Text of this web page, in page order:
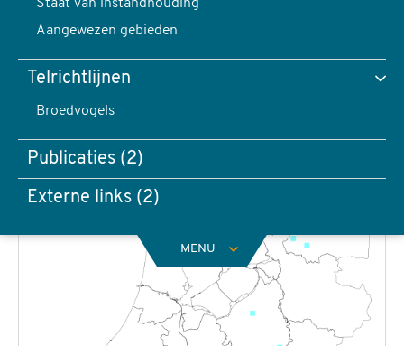
Staat van instandhouding
Aangewezen gebieden
Telrichtlijnen
Broedvogels
Publicaties (2)
Externe links (2)
MENU
Verspreiding